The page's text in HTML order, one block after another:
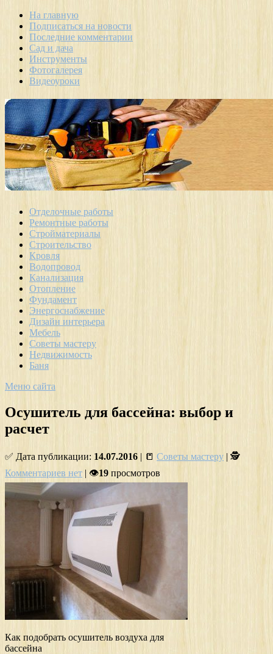
На главную
Подписаться на новости
Последние комментарии
Сад и дача
Инструменты
Фотогалерея
Видеоуроки
Отделочные работы
Ремонтные работы
Стройматериалы
Строительство
Кровля
Водопровод
Канализация
Отопление
Фундамент
Энергоснабжение
Дизайн интерьера
Мебель
Советы мастеру
Недвижимость
Баня
Меню сайта
Осушитель для бассейна: выбор и
расчет
✅ Дата публикации: 14.07.2016 | 📒 Советы мастеру | 🕵
Комментариев нет | 👁19 просмотров
Как подобрать осушитель воздуха для
бассейна